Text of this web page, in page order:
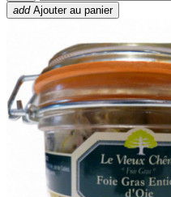
add Ajouter au panier